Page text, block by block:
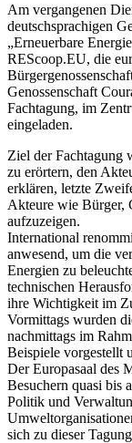
Am vergangenen
deutschsprachigen
„Erneuerbare
REScoop.EU, die
Genossenschaft
Fachtagung, im
eingeladen.
Ziel der Fachtagung
zu erörtern, den
erklären, letzte
Akteure wie Bürger,
aufzuzeigen.
International
anwesend, um die
Energien zu
technischen
ihre Wichtigkeit im
Vormittags wurden
nachmittags im
Beispiele vorgestellt
Der Europasaal des
Besuchern quasi bis
Politik und
sich zu dieser